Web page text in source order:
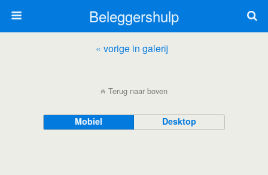
Beleggershulp
« vorige in galerij
Terug naar boven
Mobiel Desktop